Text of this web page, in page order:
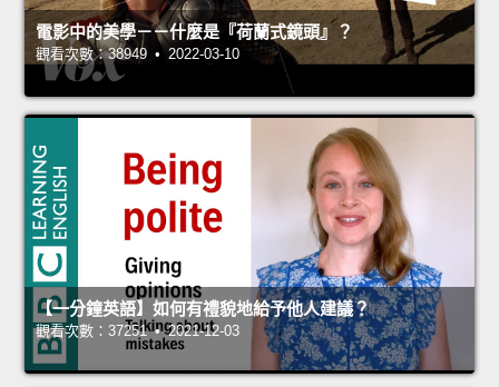
電影中的美學－－什麼是『荷蘭式鏡頭』？
觀看次數：38949 • 2022-03-10
【一分鐘英語】如何有禮貌地給予他人建議？
觀看次數：37251 • 2021-12-03